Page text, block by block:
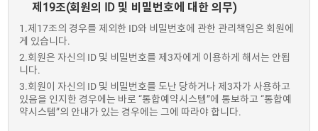
제19조(회원의 ID 및 비밀번호에 대한 의무)
1.제17조의 경우를 제외한 ID와 비밀번호에 관한 관리책임은 회원에
게 있습니다.
2.회원은 자신의 ID 및 비밀번호를 제3자에게 이용하게 해서는 안됩
니다.
3.회원이 자신의 ID 및 비밀번호를 도난 당하거나 제3자가 사용하고
있음을 인지한 경우에는 바로 “통합예약시스템”에 통보하고 “통합예
약시스템”의 안내가 있는 경우에는 그에 따라야 합니다.